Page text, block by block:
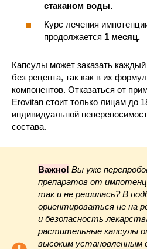
стаканом воды.
Курс лечения
продолжается 1 месяц.
Капсулы может заказать
без рецепта, так как в их
компонентов. Отказаться от
Erovitan стоит только лицам до
индивидуальной
состава.
Важно! Вы уже
препаратов от
так и не решилась? В
ориентироваться не на
и безопасность
растительные капсулы
высоким установленным